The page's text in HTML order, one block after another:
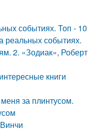
событиях. Топ - 10
реальных событиях.
2. «Зодиак», Роберт
книги
за плинтусом.